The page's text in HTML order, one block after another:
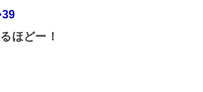
ほどー！